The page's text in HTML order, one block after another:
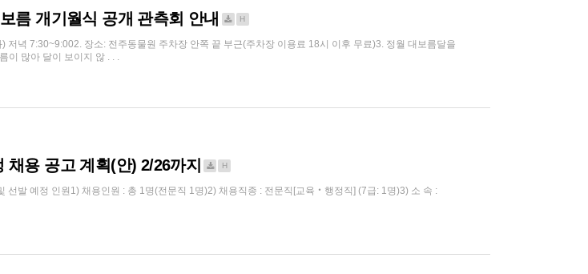
름 개기월식 공개 관측회 안내 H
저녁 7:30~9:002. 장소: 전주동물원 주차장 안쪽 끝 부근(주차장 이용료 18시 이후 무료)3. 정월 대보름달을
이 많아 달이 보이지 않 . . .
용 공고 계획(안) 2/26까지 H
발 예정 인원1) 채용인원 : 총 1명(전문직 1명)2) 채용직종 : 전문직[교육‧행정직] (7급: 1명)3) 소 속 :